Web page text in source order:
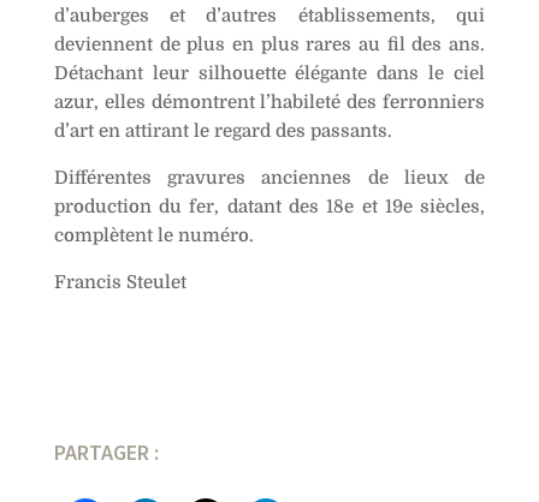
d’auberges et d’autres établissements, qui
deviennent de plus en plus rares au fil des ans.
Détachant leur silhouette élégante dans le ciel
azur, elles démontrent l’habileté des ferronniers
d’art en attirant le regard des passants.
Différentes gravures anciennes de lieux de
production du fer, datant des 18e et 19e siècles,
complètent le numéro.
Francis Steulet
PARTAGER :